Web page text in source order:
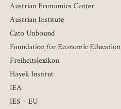
Austrian Economics Center
Austrian Institute
Cato Unbound
Foundation for Economic Education
Freiheitslexikon
Hayek Institut
IEA
IES – EU